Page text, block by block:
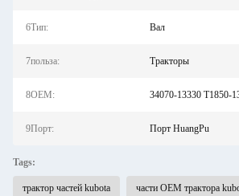
6Тип: Вал
7польза: Тракторы
8OEM: 34070-13330 Т1850-
9Порт: Порт HuangPu
Tags:
трактор частей kubota части OEM трактора